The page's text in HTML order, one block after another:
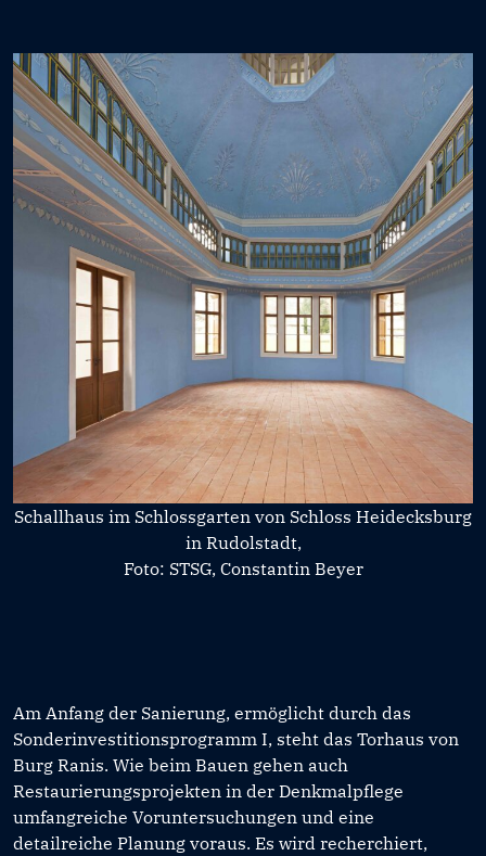
Schallhaus im Schlossgarten von Schloss Heidecksburg
in Rudolstadt,
Foto: STSG, Constantin Beyer
Am Anfang der Sanierung, ermöglicht durch das
Sonderinvestitionsprogramm I, steht das Torhaus von
Burg Ranis. Wie beim Bauen gehen auch
Restaurierungsprojekten in der Denkmalpflege
umfangreiche Voruntersuchungen und eine
detailreiche Planung voraus. Es wird recherchiert,